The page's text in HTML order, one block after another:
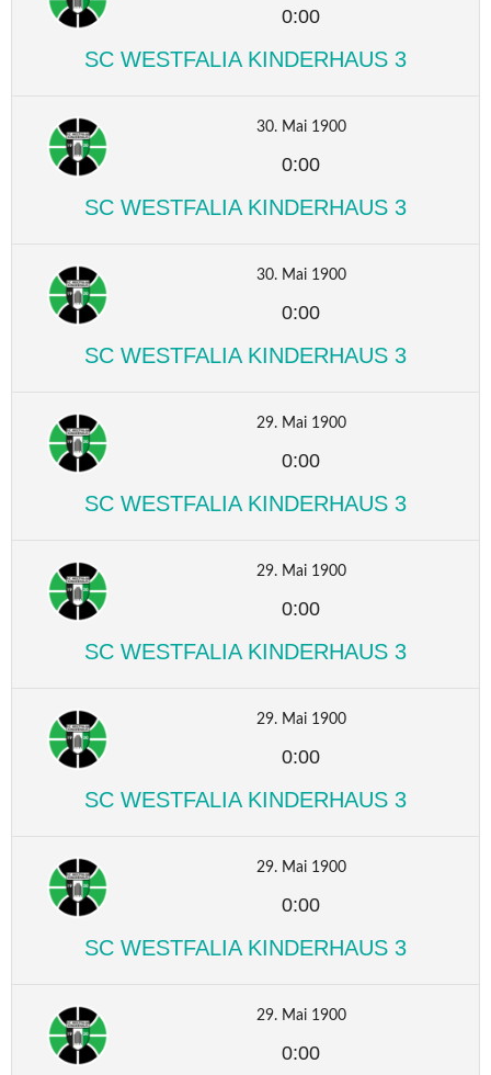
0:00
SC WESTFALIA KINDERHAUS 3
30. Mai 1900
0:00
SC WESTFALIA KINDERHAUS 3
30. Mai 1900
0:00
SC WESTFALIA KINDERHAUS 3
29. Mai 1900
0:00
SC WESTFALIA KINDERHAUS 3
29. Mai 1900
0:00
SC WESTFALIA KINDERHAUS 3
29. Mai 1900
0:00
SC WESTFALIA KINDERHAUS 3
29. Mai 1900
0:00
SC WESTFALIA KINDERHAUS 3
29. Mai 1900
0:00